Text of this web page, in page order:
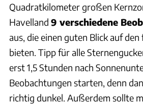
Quadratkilometer großen
Havelland 9 verschiedene
aus, die einen guten Blick auf
bieten. Tipp für alle
erst 1,5 Stunden nach
Beobachtungen starten, denn
richtig dunkel. Außerdem sollte